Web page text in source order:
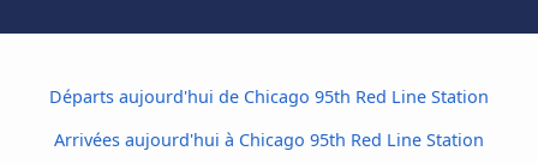
Départs aujourd'hui de Chicago 95th Red Line Station
Arrivées aujourd'hui à Chicago 95th Red Line Station